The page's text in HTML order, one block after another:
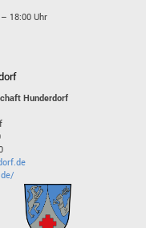
18:00 Uhr
Hunderdorf